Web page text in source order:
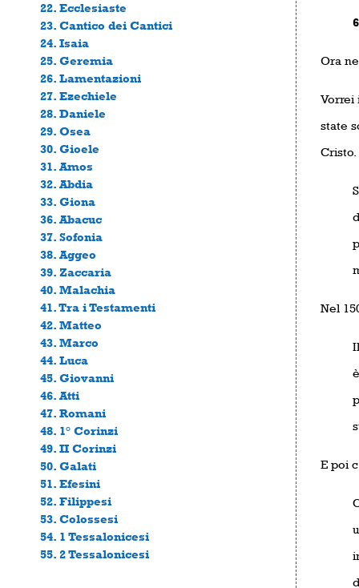
22. Ecclesiaste
23. Cantico dei Cantici
24. Isaia
25. Geremia
26. Lamentazioni
27. Ezechiele
28. Daniele
29. Osea
30. Gioele
31. Amos
32. Abdia
33. Giona
36. Abacuc
37. Sofonia
38. Aggeo
39. Zaccaria
40. Malachia
41. Tra i Testamenti
42. Matteo
43. Marco
44. Luca
45. Giovanni
46. Atti
47. Romani
48. 1° Corinzi
49. II Corinzi
50. Galati
51. Efesini
52. Filippesi
53. Colossesi
54. 1 Tessalonicesi
55. 2 Tessalonicesi
6
Ora
Vorrei
state
Nel
E poi